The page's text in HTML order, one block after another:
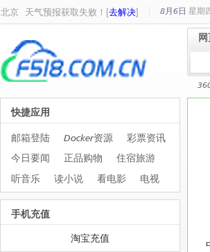
北京 天气预报获取失败！[去解决] 8月6日 星期
快捷应用
邮箱登陆 Docker资源
彩票资讯
今日要闻
正品购物
住宿旅游
听音乐
读小说 看电影 电视
手机充值
淘宝充值